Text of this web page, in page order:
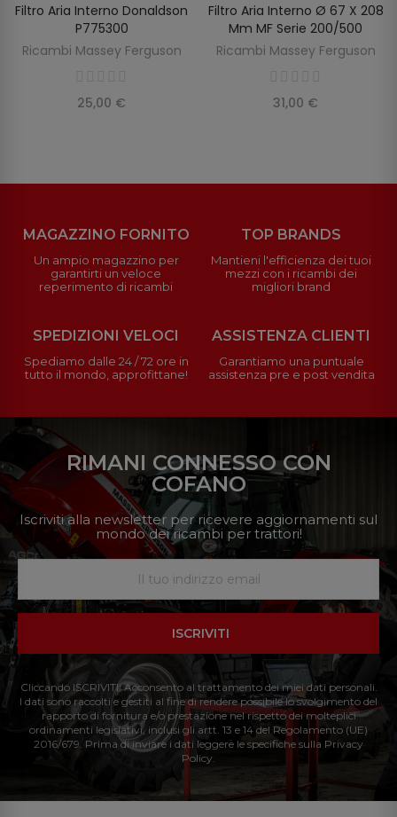
AGGIUNGI AL CARRELLO
Filtro Aria Interno Donaldson
P775300
Ricambi Massey Ferguson
25,00 €
SCOPRIRE
Filtro Aria Interno Ø 67 X 208
Mm MF Serie 200/500
Ricambi Massey Ferguson
31,00 €
MAGAZZINO FORNITO
Un ampio magazzino per
garantirti un veloce
reperimento di ricambi
TOP BRANDS
Mantieni l'efficienza dei tuoi
mezzi con i ricambi dei
migliori brand
SPEDIZIONI VELOCI
Spediamo dalle 24 / 72 ore in
tutto il mondo, approfittane!
ASSISTENZA CLIENTI
Garantiamo una puntuale
assistenza pre e post vendita
RIMANI CONNESSO CON
COFANO
Iscriviti alla newsletter per ricevere aggiornamenti sul
mondo dei ricambi per trattori!
ISCRIVITI
Cliccando ISCRIVITI: Acconsento al trattamento dei miei dati personali.
I dati sono raccolti e gestiti al fine di rendere possibile lo svolgimento del
rapporto di fornitura e/o prestazione nel rispetto dei molteplici
ordinamenti legislativi, inclusi gli artt. 13 e 14 del Regolamento (UE)
2016/679. Prima di inviare i dati leggere le specifiche sulla Privacy
Policy.